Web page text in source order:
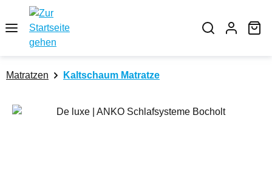
Zum Hauptinhalt springen
Matratzen Kaltschaum Matratze
Bildergalerie überspringen